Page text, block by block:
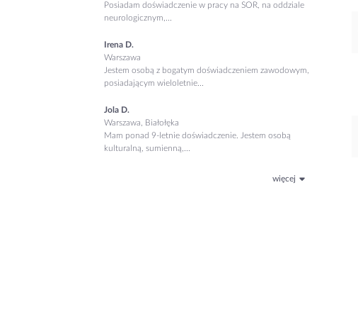
Posiadam doświadczenie w pracy na SOR, na oddziale
neurologicznym,...
Irena D.
Warszawa
Jestem osobą z bogatym doświadczeniem zawodowym,
posiadającym wieloletnie...
Jola D.
Warszawa, Białołęka
Mam ponad 9-letnie doświadczenie. Jestem osobą
kulturalną, sumienną,...
więcej